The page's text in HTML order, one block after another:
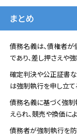
まとめ
債務名義は、債権者
であり、差し押さえや
確定判決や公正証書
は強制執行を申し立て
債務名義に基づく強制
えられ、競売や換価に
債務者が強制執行を